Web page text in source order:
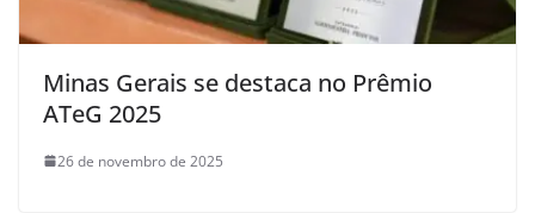
Minas Gerais se destaca no Prêmio
ATeG 2025
26 de novembro de 2025